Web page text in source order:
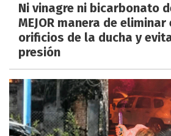
Ni vinagre ni bicarbonato
MEJOR manera de
orificios de la ducha y
presión